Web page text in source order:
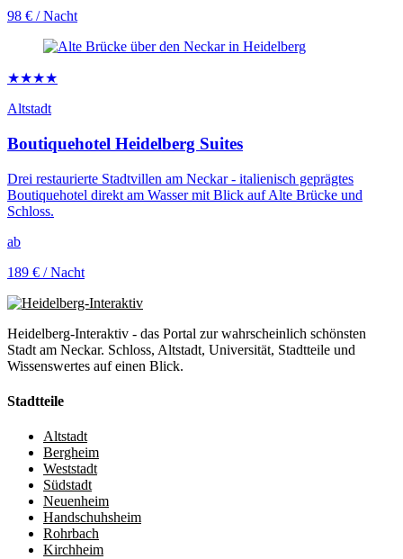
98 € / Nacht
★★★★
Altstadt
Boutiquehotel Heidelberg Suites
Drei restaurierte Stadtvillen am Neckar - italienisch geprägtes
Boutiquehotel direkt am Wasser mit Blick auf Alte Brücke und
Schloss.
ab
189 € / Nacht
Heidelberg-Interaktiv - das Portal zur wahrscheinlich schönsten
Stadt am Neckar. Schloss, Altstadt, Universität, Stadtteile und
Wissenswertes auf einen Blick.
Stadtteile
Altstadt
Bergheim
Weststadt
Südstadt
Neuenheim
Handschuhsheim
Rohrbach
Kirchheim